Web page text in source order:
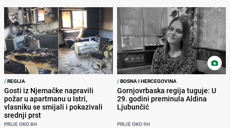
/REGIJA
Gosti iz Njemačke napravili
požar u apartmanu u Istri,
vlasniku se smijali i pokazivali
srednji prst
PRIJE OKO 8H
/BOSNA I HERCEGOVINA
Gornjovrbaska regija tuguje: U
29. godini preminula Aldina
Ljubunčić
PRIJE OKO 9H